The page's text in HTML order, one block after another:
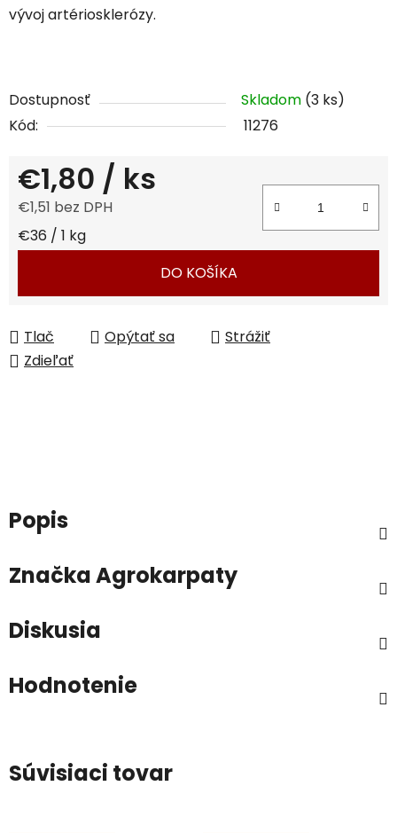
vývoj artériosklerózy.
Dostupnosť Skladom (3 ks)
Kód:
11276
€1,80 / ks
€1,51 bez DPH
Jednotková cena:
€36 / 1 kg
DO KOŠÍKA
Tlač Opýtať sa
Strážiť
Zdieľať
Popis
ZnačkaAgrokarpaty
Diskusia
Hodnotenie
Súvisiaci tovar